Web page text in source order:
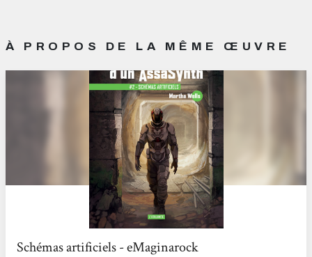
À PROPOS DE LA MÊME ŒUVRE
Schémas artificiels - eMaginarock